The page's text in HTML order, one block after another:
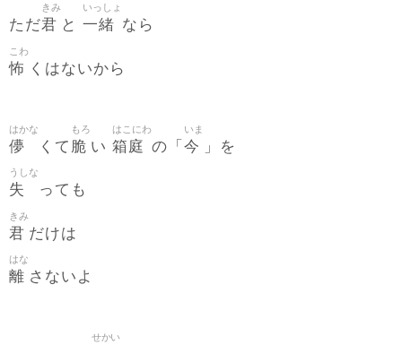
ただ君
きみ
と 一緒
いっしょ
なら
怖
こわ
くはないから
儚
はかな
くて 脆
もろ
い 箱庭
はこにわ
の「 今
いま
」を
失
うしな
っても
君
きみ
だけは
離
はな
さないよ
せかい